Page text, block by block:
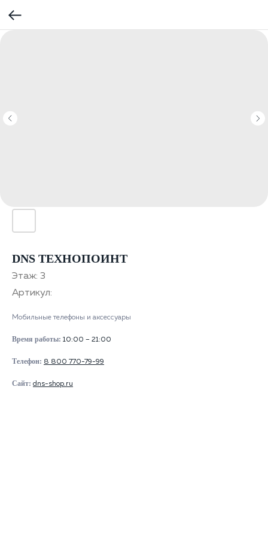
DNS ТЕХНОПОИНТ
Этаж: 3
Артикул:
Мобильные телефоны и аксессуары
Время работы: 10:00 – 21:00
Телефон: 8 800 770-79-99
Сайт: dns-shop.ru